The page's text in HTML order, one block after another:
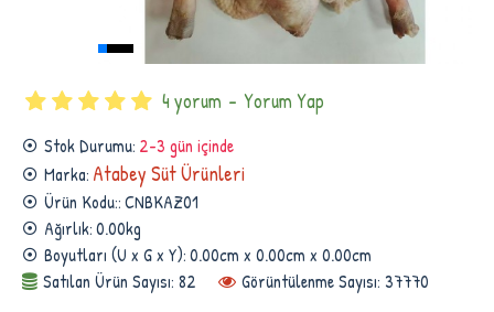
Stok Durumu: 2-3 gün içinde
Marka: Atabey Süt Ürünleri
Ürün Kodu::CNBKAZ01
Ağırlık:0.00kg
Boyutları (U x G x Y):0.00cm x 0.00cm x 0.00cm
Satılan Ürün Sayısı: 82
Görüntülenme Sayısı: 37770
4 yorum - Yorum Yap